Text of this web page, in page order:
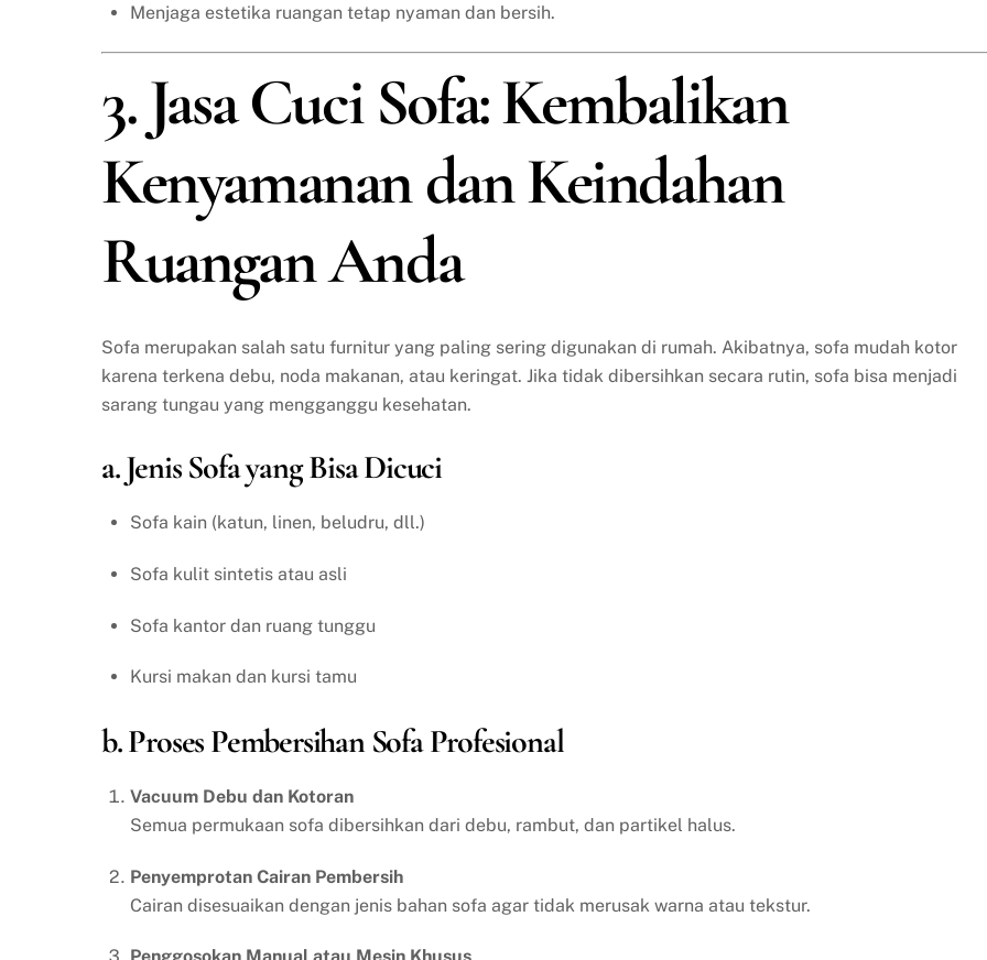
Menjaga estetika ruangan tetap nyaman dan bersih.
3. Jasa Cuci Sofa: Kembalikan
Kenyamanan dan Keindahan
Ruangan Anda
Sofa merupakan salah satu furnitur yang paling sering digunakan di rumah. Akibatnya, sofa mudah kotor
karena terkena debu, noda makanan, atau keringat. Jika tidak dibersihkan secara rutin, sofa bisa menjadi
sarang tungau yang mengganggu kesehatan.
a. Jenis Sofa yang Bisa Dicuci
Sofa kain (katun, linen, beludru, dll.)
Sofa kulit sintetis atau asli
Sofa kantor dan ruang tunggu
Kursi makan dan kursi tamu
b. Proses Pembersihan Sofa Profesional
Vacuum Debu dan Kotoran
Semua permukaan sofa dibersihkan dari debu, rambut, dan partikel halus.
Penyemprotan Cairan Pembersih
Cairan disesuaikan dengan jenis bahan sofa agar tidak merusak warna atau tekstur.